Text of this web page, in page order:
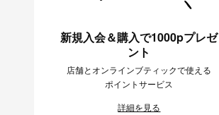
新規入会＆購入で1000pプレゼ
ント
店舗とオンラインブティックで使える
ポイントサービス
詳細を見る